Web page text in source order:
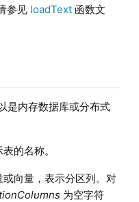
参见 loadText函数文
是内存数据库或分布式
的名称。
向量，表示分区列。对
为空字符